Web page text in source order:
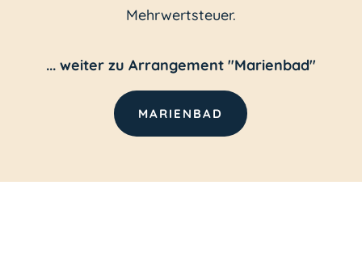
Mehrwertsteuer.
... weiter zu Arrangement "Marienbad"
MARIENBAD